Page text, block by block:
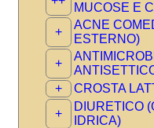
MUCOSE E
+
ACNE
ESTERNO)
+
+
CROSTA
+
DIURETICO
IDRICA)